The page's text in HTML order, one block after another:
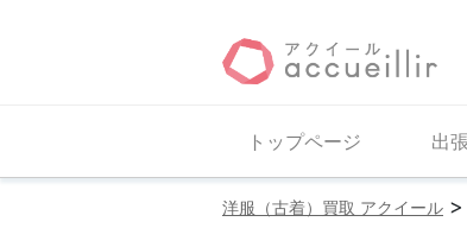
トップページ 出
洋服（古着）買取 アクイール >